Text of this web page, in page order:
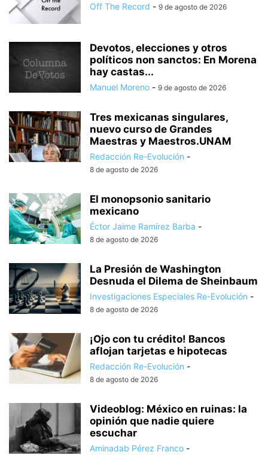
Off The Record - 9 de agosto de 2026
Devotos, elecciones y otros
políticos non sanctos: En Morena
hay castas...
Manuel Moreno - 9 de agosto de 2026
Tres mexicanas singulares,
nuevo curso de Grandes
Maestras y Maestros.UNAM
Redacción Re-Evolución -
8 de agosto de 2026
El monopsonio sanitario
mexicano
Éctor Jaime Ramírez Barba -
8 de agosto de 2026
La Presión de Washington
Desnuda el Dilema de Sheinbaum
Investigaciones Especiales Re-Evolución -
8 de agosto de 2026
¡Ojo con tu crédito! Bancos
aflojan tarjetas e hipotecas
Redacción Re-Evolución -
8 de agosto de 2026
Videoblog: México en ruinas: la
opinión que nadie quiere
escuchar
Aminadab Pérez Franco -